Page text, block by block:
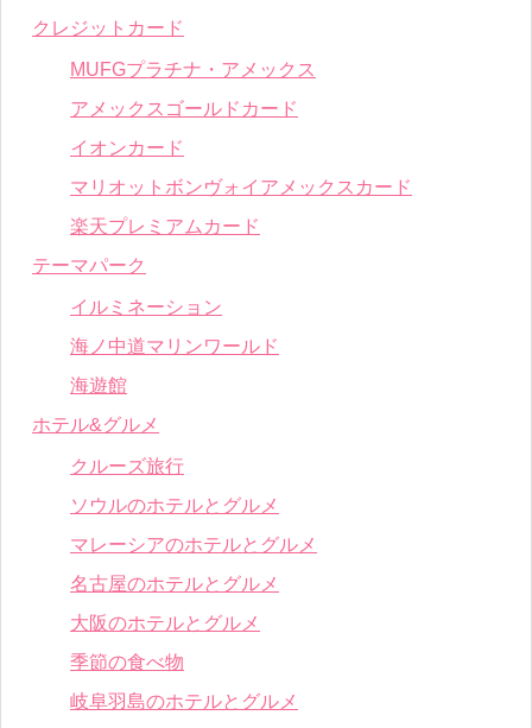
クレジットカード
MUFGプラチナ・アメックス
アメックスゴールドカード
イオンカード
マリオットボンヴォイアメックスカード
楽天プレミアムカード
テーマパーク
イルミネーション
海ノ中道マリンワールド
海遊館
ホテル&グルメ
クルーズ旅行
ソウルのホテルとグルメ
マレーシアのホテルとグルメ
名古屋のホテルとグルメ
大阪のホテルとグルメ
季節の食べ物
岐阜羽島のホテルとグルメ